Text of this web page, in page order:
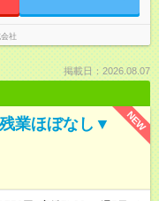
社
掲載日：2026.08.07
NEW
業ほぼなし▼